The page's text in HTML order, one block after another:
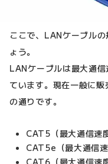
ここで、LANケーブル
ょう。
LANケーブルは最大通
ています。現在一般に
の通りです。
CAT5（最大通信速
CAT5e（最大通信